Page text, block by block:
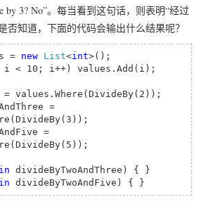
by 3? No”。每当看到这句话，则表明“经过
否知道，下面的代码会输出什么结果呢？
= new List<int
< 10; i++) values.Add(i);
=
=
in
in